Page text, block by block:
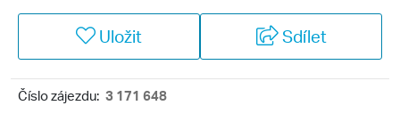
Uložit Sdílet
Číslo zájezdu: 3 171 648